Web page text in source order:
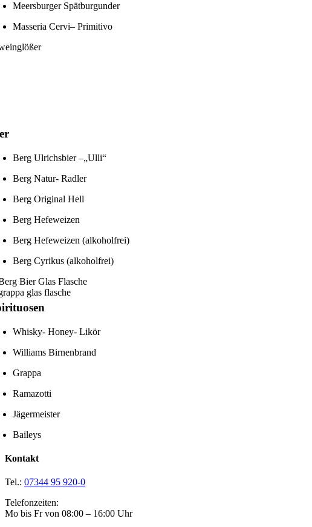
MeersburgerSpätburgunder
Masseria Cervi–Primitivo
BergUlrichsbier–„Ulli“
Berg Natur- Radler
Berg Original Hell
Berg Hefeweizen
Berg Hefeweizen (alkoholfrei)
Berg Cyrikus (alkoholfrei)
Whisky- Honey- Likör
Williams Birnenbrand
Grappa
Ramazotti
Jägermeister
Baileys
Kontakt
Tel.: 07344 95 920-0
Telefonzeiten:
Mo bis Fr von 08:00 – 16:00 Uhr